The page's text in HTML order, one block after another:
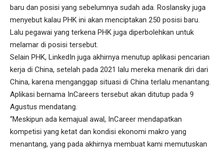
baru dan posisi yang sebelumnya sudah ada. Roslansky juga
menyebut kalau PHK ini akan menciptakan 250 posisi baru.
Lalu pegawai yang terkena PHK juga diperbolehkan untuk
melamar di posisi tersebut.
Selain PHK, LinkedIn juga akhirnya menutup aplikasi pencarian
kerja di China, setelah pada 2021 lalu mereka menarik diri dari
China, karena menganggap situasi di China terlalu menantang.
Aplikasi bernama InCareers tersebut akan ditutup pada 9
Agustus mendatang.
“Meskipun ada kemajual awal, InCareer mendapatkan
kompetisi yang ketat dan kondisi ekonomi makro yang
menantang, yang pada akhirnya membuat kami memutuskan